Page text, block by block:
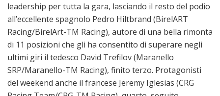
leadership per tutta la gara, lasciando il resto del podio
all’eccellente spagnolo Pedro Hiltbrand (BirelART
Racing/BirelArt-TM Racing), autore di una bella rimonta
di 11 posizioni che gli ha consentito di superare negli
ultimi giri il tedesco David Trefilov (Maranello
SRP/Maranello-TM Racing), finito terzo. Protagonisti
del weekend anche il francese Jeremy Iglesias (CRG